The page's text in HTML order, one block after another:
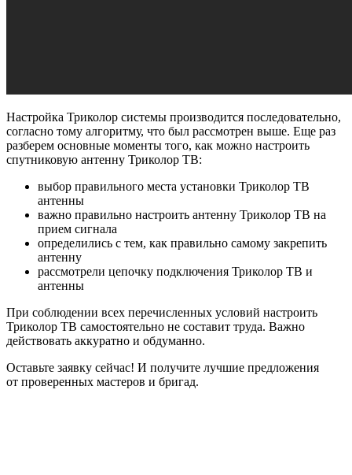
Настройка Триколор системы производится последовательно,
согласно тому алгоритму, что был рассмотрен выше. Еще раз
разберем основные моменты того, как можно настроить
спутниковую антенну Триколор ТВ:
выбор правильного места установки Триколор ТВ
антенны
важно правильно настроить антенну Триколор ТВ на
прием сигнала
определились с тем, как правильно самому закрепить
антенну
рассмотрели цепочку подключения Триколор ТВ и
антенны
При соблюдении всех перечисленных условий настроить
Триколор ТВ самостоятельно не составит труда. Важно
действовать аккуратно и обдуманно.
Оставьте заявку сейчас! И получите лучшие предложения
от проверенных мастеров и бригад.